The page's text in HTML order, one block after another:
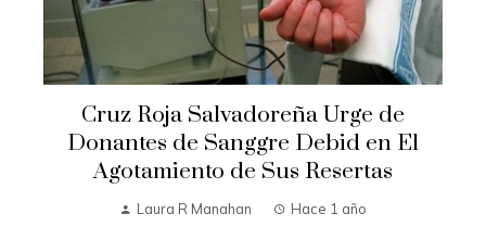
Cruz Roja Salvadoreña Urge de
Donantes de Sanggre Debid en El
Agotamiento de Sus Resertas
Laura R Manahan Hace 1 año